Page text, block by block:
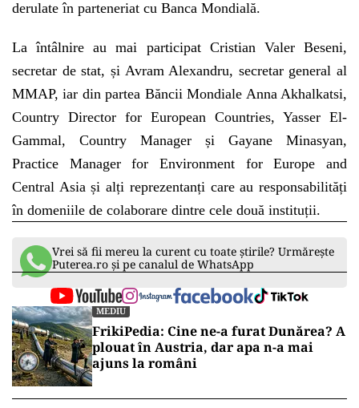
derulate în parteneriat cu Banca Mondială.
La întâlnire au mai participat Cristian Valer Beseni,
secretar de stat, și Avram Alexandru, secretar general al
MMAP, iar din partea Băncii Mondiale Anna Akhalkatsi,
Country Director for European Countries, Yasser El-
Gammal, Country Manager și Gayane Minasyan,
Practice Manager for Environment for Europe and
Central Asia și alți reprezentanți care au responsabilități
în domeniile de colaborare dintre cele două instituții.
Vrei să fii mereu la curent cu toate știrile? Urmărește
Puterea.ro și pe canalul de WhatsApp
MEDIU
FrikiPedia: Cine ne-a furat Dunărea? A
plouat în Austria, dar apa n-a mai
ajuns la români